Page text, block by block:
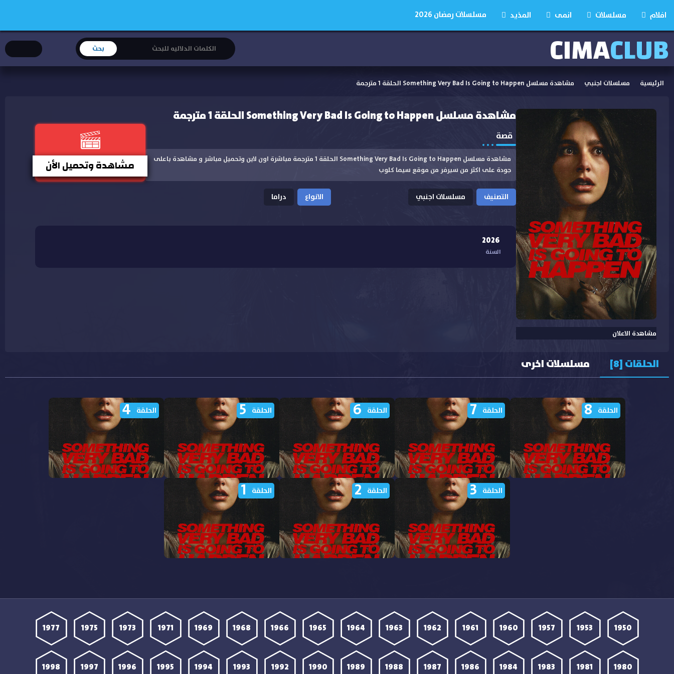
افلام مسلسلات انمى المذيد مسلسلات رمضان 2026
CIMACLUB
الرئيسية مسلسلات اجنبي مشاهدة مسلسل Something Very Bad Is Going to Happen الحلقة 1 مترجمة
مشاهدة الاعلان
مشاهدة مسلسل Something Very Bad Is Going to Happen الحلقة 1 مترجمة
قصة
مشاهدة مسلسل Something Very Bad Is Going to Happen الحلقة 1 مترجمة مباشرة اون لاين وتحميل مباشر و مشاهدة باعلى
جودة على اكثر من سيرفر من موقع سيما كلوب
التصنيف مسلسلات اجنبي الانواع دراما
مشاهدة وتحميل الأن
2026
السنة
الحلقات [8] مسلسلات اخرى
الحلقة 8
مشاهدة مسلسل Something
Very Bad Is Going to Happen
الحلقة 7 مترجمة
الحلقة 7
مشاهدة مسلسل Something
Very Bad Is Going to Happen
الحلقة 6 مترجمة
الحلقة 6
مشاهدة مسلسل Something
Very Bad Is Going to Happen
الحلقة 5 مترجمة
الحلقة 5 الحلقة 4
الحلقة 3 الحلقة 2 الحلقة 1
1950
1953
1957
1960
1961
1962
1963
1964
1965
1966
1968
1969
1971
1973
1975
1977
1980
1981
1983
1984
1986
1987
1988
1989
1990
1992
1993
1994
1995
1996
1997
1998